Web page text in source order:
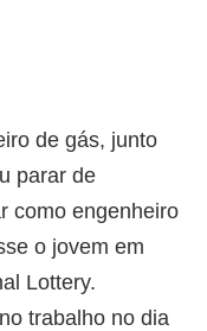
de gás, junto
parar de
como engenheiro
o jovem em
Lottery.
trabalho no dia